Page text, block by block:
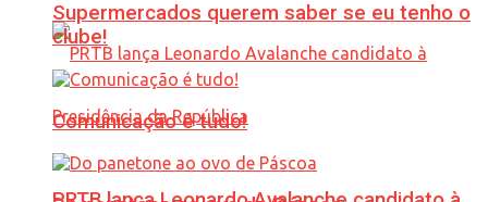
Supermercados querem saber se eu tenho o
clube!
Comunicação é tudo!